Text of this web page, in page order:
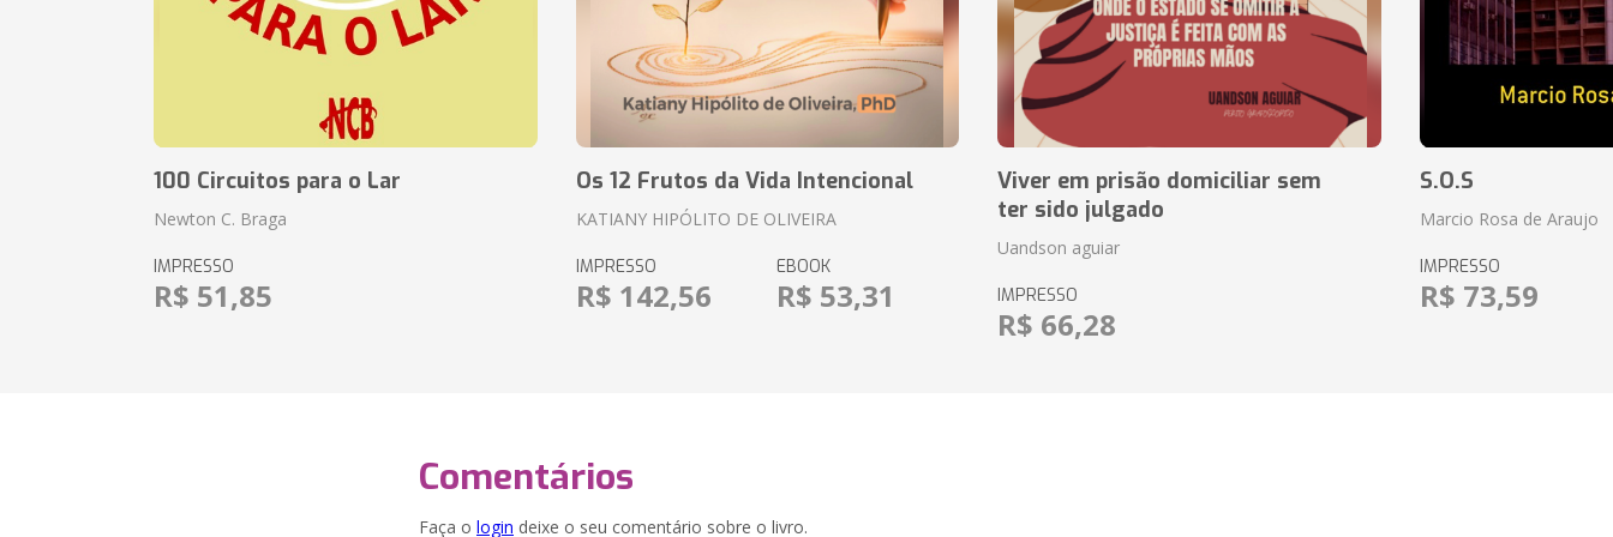
100 Circuitos para o Lar
Newton C. Braga
IMPRESSO
R$ 51,85
Os 12 Frutos da Vida Intencional
KATIANY HIPÓLITO DE OLIVEIRA
IMPRESSO
R$ 142,56
EBOOK
R$ 53,31
Viver em prisão domiciliar sem
ter sido julgado
Uandson aguiar
IMPRESSO
R$ 66,28
S.O.S
Marcio Rosa de Araujo
IMPRESSO
R$ 73,59
Comentários
Faça o login deixe o seu comentário sobre o livro.